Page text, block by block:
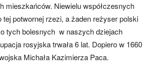
mieszkańców. Niewielu współczesnych
tej potwornej rzezi, a żaden reżyser polski
tych bolesnych w naszych dziejach
rosyjska trwała 6 lat. Dopiero w 1660
Michała Kazimierza Paca.